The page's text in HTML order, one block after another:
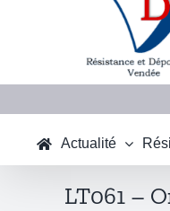
Actualité
LT061 –